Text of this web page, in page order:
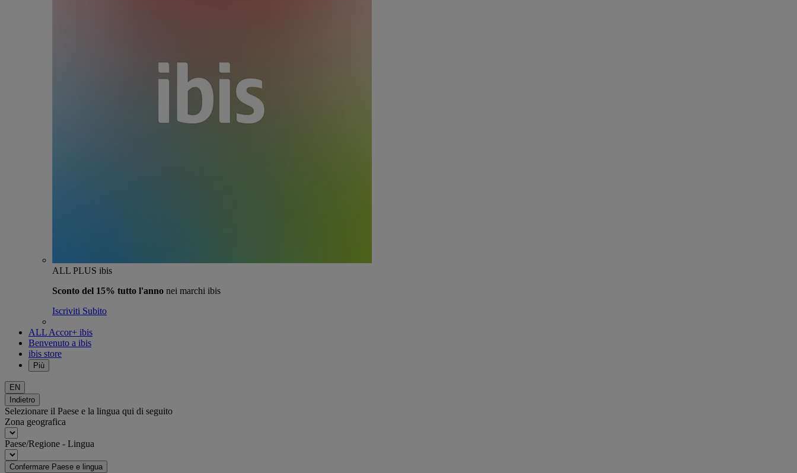
ALL PLUS ibis
Sconto del 15% tutto l'anno nei marchi ibis
Iscriviti Subito
ALL Accor+ ibis
Benvenuto a ibis
ibis store
Più
EN
Indietro
Selezionare il Paese e la lingua qui di seguito
Zona geografica
Paese/Regione - Lingua
Confermare Paese e lingua